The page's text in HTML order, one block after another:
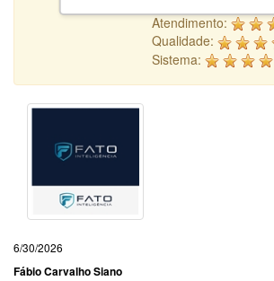
Atendimento:
Qualidade:
Sistema:
6/30/2026
Fábio Carvalho Siano